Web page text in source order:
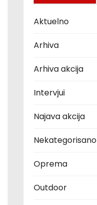
Aktuelno
Arhiva
Arhiva akcija
Intervjui
Najava akcija
Nekategorisano
Oprema
Outdoor